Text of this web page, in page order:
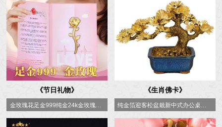
《节日礼物》
金玫瑰花足金999纯金24k金玫瑰花定制厂家批发情人节520送礼佳品商务文创礼品摆件定制
《生肖佛卡》
纯金箔迎客松盆栽新中式办公桌面装饰摆件